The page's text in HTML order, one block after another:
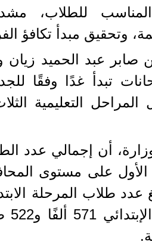
المناسب للطلاب،
وتحقيق مبدأ تكافؤ
صابر عبد الحميد زيان
تبدأ غدًا وفقًا
المراحل التعليمية
أن إجمالي عدد
على مستوى
عدد طلاب المرحلة